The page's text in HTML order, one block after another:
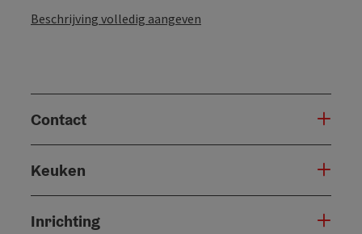
Beschrijving volledig aangeven
Contact
Keuken
Inrichting